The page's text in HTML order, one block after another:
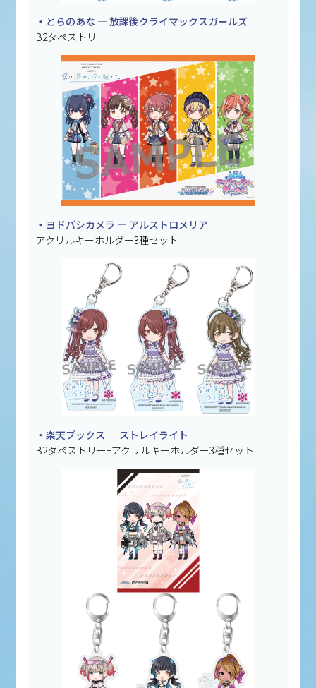
・とらのあな — 放課後クライマックスガールズ
B2タペストリー
・ヨドバシカメラ — アルストロメリア
アクリルキーホルダー3種セット
・楽天ブックス — ストレイライト
B2タペストリー+アクリルキーホルダー3種セット